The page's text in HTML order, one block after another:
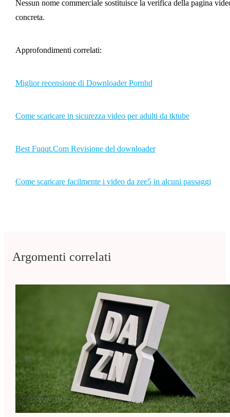
Nessun nome commerciale sostituisce la verifica della pagina
concreta.
Approfondimenti correlati:
Miglior recensione di Downloader Pornhd
Come scaricare in sicurezza video per adulti da tktube
Best Fuqqt.Com Revisione del downloader
Come scaricare facilmente i video da zee5 in alcuni passaggi
Argomenti correlati